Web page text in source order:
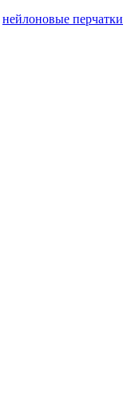
нейлоновые перчатки